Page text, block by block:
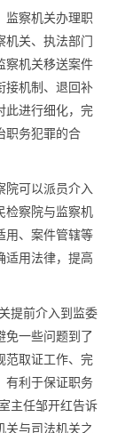
监察机关办理职
机关、执法部门
察机关移送案件
接机制、退回补
此进行细化，完
职务犯罪的合
院可以派员介入
检察院与监察机
用、案件管辖等
适用法律，提高
提前介入到监委
免一些问题到了
范取证工作、完
有利于保证职务
主任邹开红告诉
关与司法机关之